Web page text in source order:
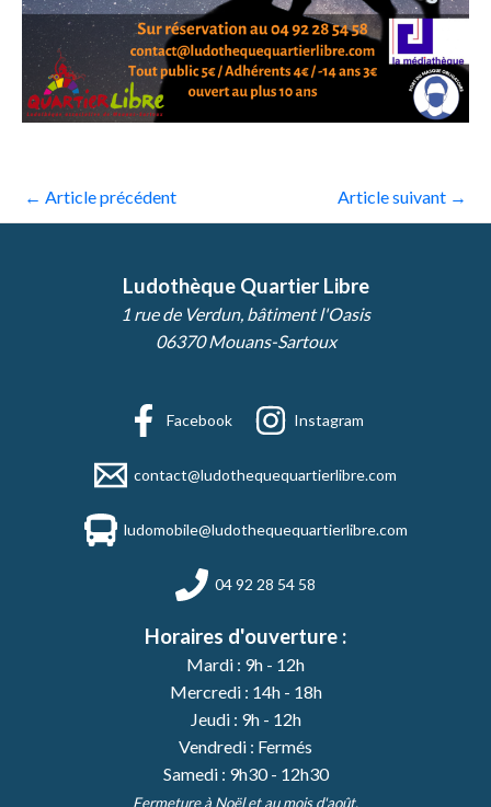
← Article précédent Article suivant →
Ludothèque Quartier Libre
1 rue de Verdun, bâtiment l'Oasis
06370 Mouans-Sartoux
Facebook Instagram
contact@ludothequequartierlibre.com
ludomobile@ludothequequartierlibre.com
04 92 28 54 58
Horaires d'ouverture :
Mardi : 9h - 12h
Mercredi : 14h - 18h
Jeudi : 9h - 12h
Vendredi : Fermés
Samedi : 9h30 - 12h30
Fermeture à Noël et au mois d'août.